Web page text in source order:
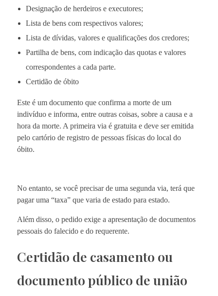
Designação de herdeiros e executores;
Lista de bens com respectivos valores;
Lista de dívidas, valores e qualificações dos credores;
Partilha de bens, com indicação das quotas e valores
correspondentes a cada parte.
Certidão de óbito
Este é um documento que confirma a morte de um
indivíduo e informa, entre outras coisas, sobre a causa e a
hora da morte. A primeira via é gratuita e deve ser emitida
pelo cartório de registro de pessoas físicas do local do
óbito.
No entanto, se você precisar de uma segunda via, terá que
pagar uma “taxa” que varia de estado para estado.
Além disso, o pedido exige a apresentação de documentos
pessoais do falecido e do requerente.
Certidão de casamento ou
documento público de união